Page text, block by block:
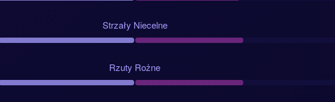
takim stylu, w jaki ten mecz może się ułożyć.
się w stronę Meksyku, ale z umiarkowanym przekonaniem, a nie z pełnym
tozwycięstwo Meksyku, przy poziomie pewności 2.5 i kursie 2.02. Ten niski poziom
Strzały Niecelne
Rzuty Rożne